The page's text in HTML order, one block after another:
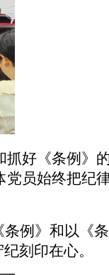
好《条例》
员始终把纪
例》和以《
刻印在心。